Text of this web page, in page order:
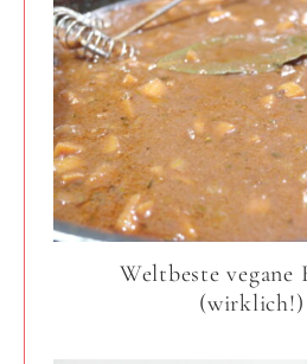
Weltbeste vegane